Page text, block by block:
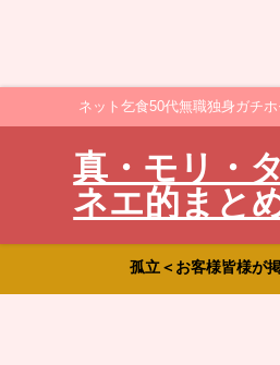
ネット乞食50代無職独身ガチ
真・モリ・
ネエ的まと
孤立＜お客様皆様が